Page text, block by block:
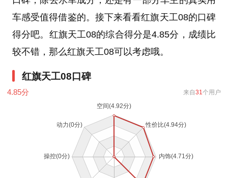
车感受值得借鉴的。接下来看看红旗天工08的口碑
得分吧。红旗天工08的综合得分是4.85分，成绩比
较不错，那么红旗天工08可以考虑哦。
红旗天工08口碑
4.85分 来自31个用户